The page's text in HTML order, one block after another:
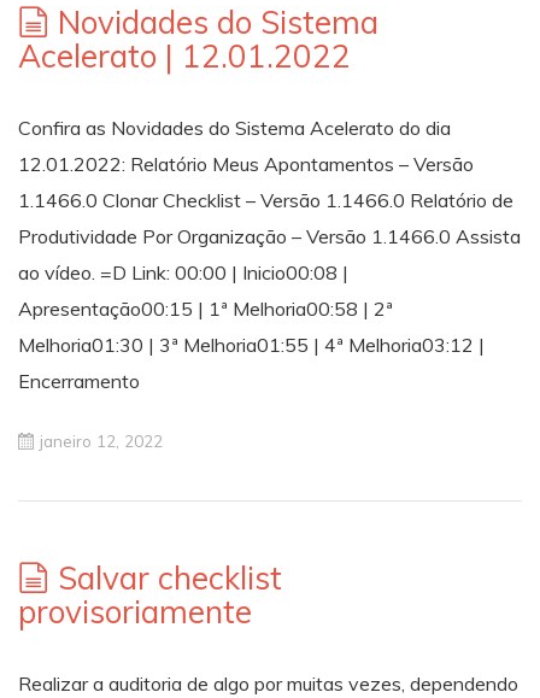
Novidades do Sistema
Acelerato | 12.01.2022
Confira as Novidades do Sistema Acelerato do dia
12.01.2022: Relatório Meus Apontamentos – Versão
1.1466.0 Clonar Checklist – Versão 1.1466.0 Relatório de
Produtividade Por Organização – Versão 1.1466.0 Assista
ao vídeo. =D Link: 00:00 | Inicio00:08 |
Apresentação00:15 | 1ª Melhoria00:58 | 2ª
Melhoria01:30 | 3ª Melhoria01:55 | 4ª Melhoria03:12 |
Encerramento
janeiro 12, 2022
Salvar checklist
provisoriamente
Realizar a auditoria de algo por muitas vezes, dependendo